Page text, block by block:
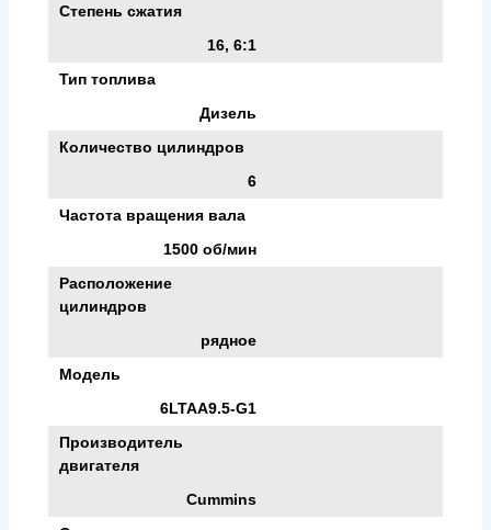
Степень сжатия
16, 6:1
Тип топлива
Дизель
Количество цилиндров
6
Частота вращения вала
1500 об/мин
Расположение
цилиндров
рядное
Модель
6LTAA9.5-G1
Производитель
двигателя
Cummins